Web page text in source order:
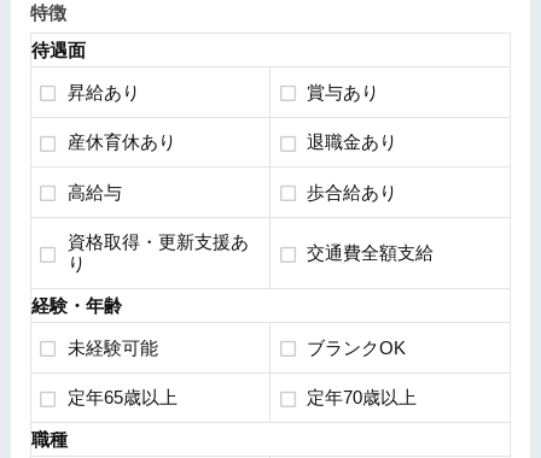
特徴
待遇面
昇給あり 賞与あり
産休育休あり 退職金あり
高給与 歩合給あり
資格取得・更新支援あ
り
交通費全額支給
経験・年齢
未経験可能 ブランクOK
定年65歳以上 定年70歳以上
職種